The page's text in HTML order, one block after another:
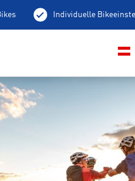
Individuelle
E-Bike